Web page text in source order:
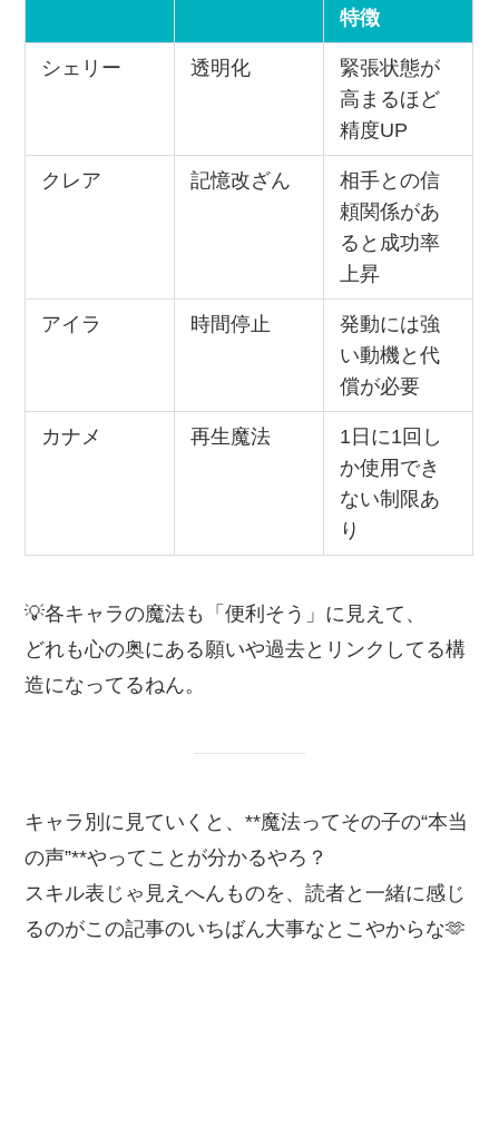
特徴
シェリー 透明化
緊張状態が
高まるほど
精度UP
クレア 記憶改ざん
相手との信
頼関係があ
ると成功率
上昇
アイラ 時間停止
発動には強
い動機と代
償が必要
カナメ 再生魔法
1日に1回し
か使用でき
ない制限あ
り
💡各キャラの魔法も「便利そう」に見えて、
どれも心の奥にある願いや過去とリンクしてる構
造になってるねん。
キャラ別に見ていくと、**魔法ってその子の“本当
の声”**やってことが分かるやろ？
スキル表じゃ見えへんものを、読者と一緒に感じ
るのがこの記事のいちばん大事なとこやからな🫶